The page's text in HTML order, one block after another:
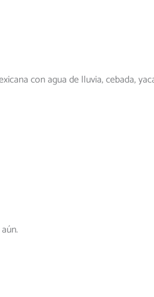
con agua de lluvia, cebada,